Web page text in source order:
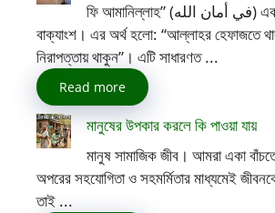
ফি আমানিল্লাহ” (في أمان الله) একটি আরবি
বাক্যাংশ। এর অর্থ হলো: “আল্লাহর হেফাজতে
নিরাপত্তায় থাকুন”। এটি সাধারণত ...
Read more
মানুষের উপকার করলে কি পাওয়া যায়
মানুষ সামাজিক জীব। আমরা একা
অপরের সহযোগিতা ও সহমর্মিতার মাধ্যমেই
তাই ...